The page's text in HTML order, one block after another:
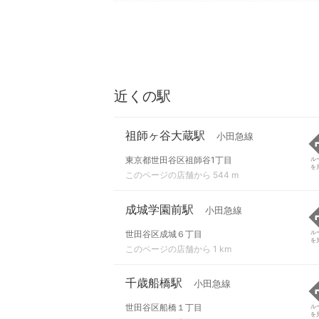
近くの駅
祖師ヶ谷大蔵駅 小田急線
東京都世田谷区祖師谷1丁目
このページの店舗から 544 m
ル
を
成城学園前駅 小田急線
世田谷区成城６丁目
このページの店舗から 1 km
ル
を
千歳船橋駅 小田急線
世田谷区船橋１丁目
ル
を